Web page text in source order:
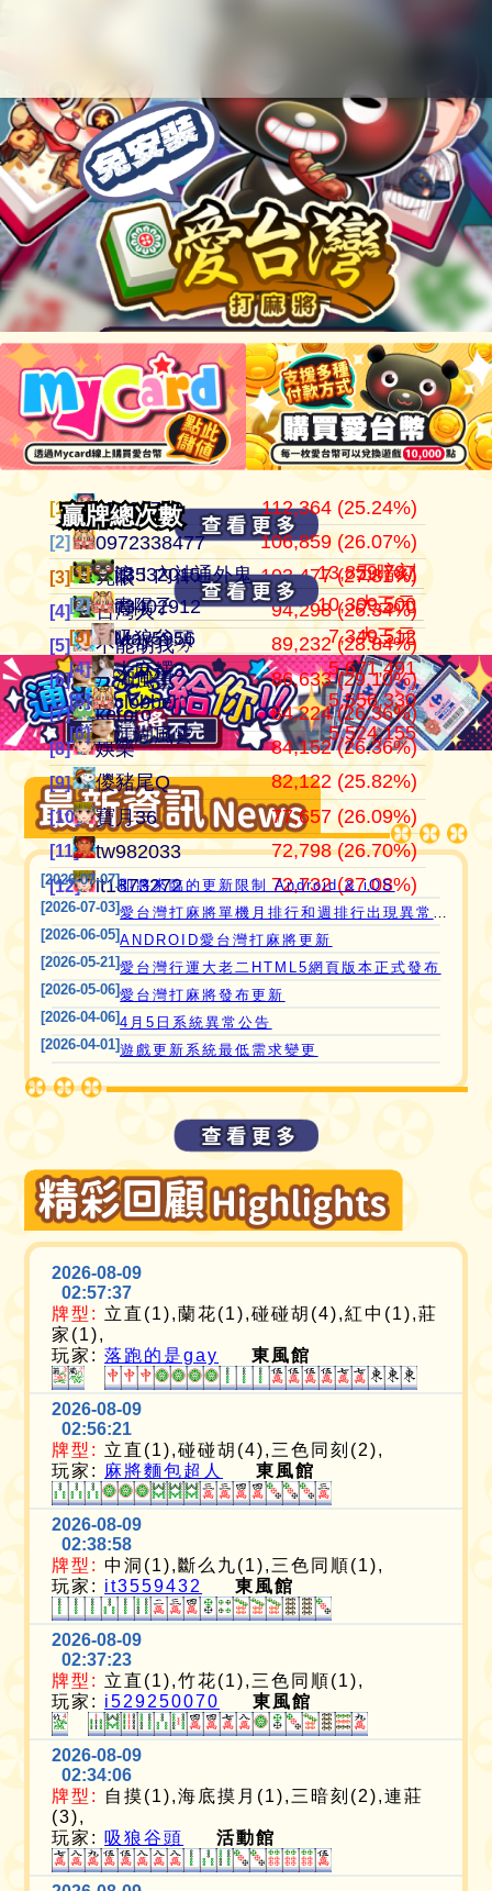
愛台灣打麻將🖥️📱適用於所有市面上大部分
瀏覽器(HTML5 遊戲)，免下載，免安裝，
現在立即點擊馬上玩😊❤️💕😘
[1] 江湖風雲 105,136,701
[2] 田寮阿寶 37,514,997
[3] 11060203 24,292,366
[4] ‘見好就收’ 21,354,199
[5] Apple0613 21,270,160
[6] it2989674 18,649,605
[7] i918472090 15,720,816
[8] ONTARIO歐巴桑 11,221,251
[9] it2967408 9,801,724
[10] i757724391 9,588,506
[11] 青陽子 9,426,495
[12] i339494808 8,423,097
贏牌總次數
贏牌總次數
[1] 07100710 112,364 (25.24%)
[2] 0972338477 106,859 (26.07%)
[3] 亮眼 103,477 (27.81%)
[4] 台灣人 94,298 (26.34%)
[5] 不能胡我ㄉ 89,232 (28.84%)
[6] 江湖風雲 86,633 (29.10%)
[7] keroro 84,224 (26.36%)
[8] 娛樂 84,152 (26.36%)
[9] 儍豬尾Q 82,122 (25.82%)
[10] 寶月36 77,657 (26.09%)
[11] tw982033 72,798 (26.70%)
[12] it1873272 72,732 (27.08%)
[1] 07100710 445,152
[2] 0972338477 409,909
[3] 亮眼 372,053
[4] 台灣人 357,982
[5] keroro 319,481
[6] 娛樂 319,235
[7] 儍豬尾Q 318,065
[8] 不能胡我ㄉ 309,439
[9] 江湖風雲 297,664
[10] 寶月36 297,600
[11] itw271727 285,594
[12] Ｆanny 276,601
[1] 滾！內神通外鬼坐斃A賽金13,859,787
[2] 青陽子 10,309,500
[3] 吸狼谷頭 7,349,512
[4] 大麻糬3 5,671,491
[5] clobber 5,556,330
[6] 江湖風雲 5,524,155
[1] it3532015 五暗刻
[2] it3402912 大三元
[3] May5956 大三元
[2026-07-07]即將來臨的更新限制 Android & iOS
[2026-07-03]
[2026-06-05]ANDROID愛台灣打麻將更新
[2026-05-21]愛台灣行運大老二HTML5網頁版本正式發布
[2026-05-06]愛台灣打麻將發布更新
[2026-04-06]4月5日系統異常公告
[2026-04-01]遊戲更新系統最低需求變更
2026-08-09
02:57:37
牌型: 立直(1),蘭花(1),碰碰胡(4),紅中(1),莊
家(1),
玩家:落跑的是gay 東風館
2026-08-09
02:56:21
牌型: 立直(1),碰碰胡(4),三色同刻(2),
玩家: 麻將麵包超人 東風館
2026-08-09
02:38:58
牌型: 中洞(1),斷么九(1),三色同順(1),
玩家: it3559432 東風館
2026-08-09
02:37:23
牌型: 立直(1),竹花(1),三色同順(1),
玩家: i529250070 東風館
2026-08-09
02:34:06
牌型:
自摸(1),海底摸月(1),三暗刻(2),連莊
(3),
玩家: 吸狼谷頭 活動館